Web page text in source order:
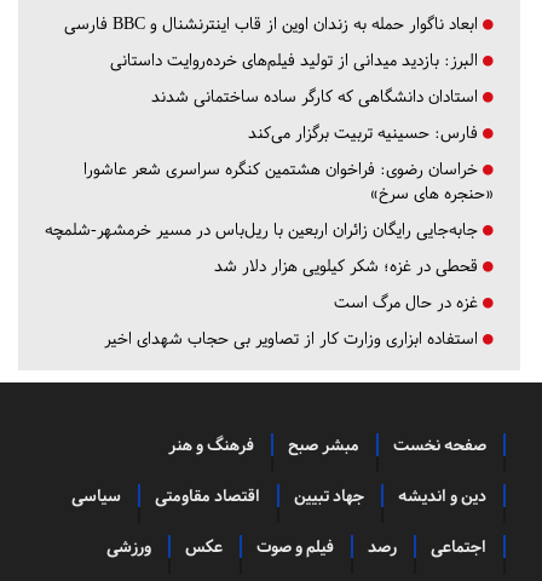
ابعاد ناگوار حمله به زندان اوین از قاب اینترنشنال و BBC فارسی
البرز: بازدید میدانی از تولید فیلم‌های خرده‌روایت داستانی
استادان دانشگاهی که کارگر ساده ساختمانی شدند
فارس: حسینیه تربیت برگزار می‌کند
خراسان رضوی: فراخوان هشتمین کنگره سراسری شعر عاشورا
«حنجره های سرخ»
جابه‌جایی رایگان زائران اربعین با ریل‌باس در مسیر خرمشهر-شلمچه
قحطی در غزه؛ شکر کیلویی هزار دلار شد
غزه در حال مرگ است
استفاده ابزاری وزارت کار از تصاویر بی حجاب شهدای اخیر
صفحه نخست مبشر صبح فرهنگ و هنر
دین و اندیشه جهاد تبیین اقتصاد مقاومتی سیاسی
اجتماعی رصد فیلم و صوت عکس ورزشی